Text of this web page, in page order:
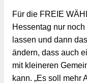
Für die FREIE
Hessentag nur
lassen und dann
ändern, dass auch
mit kleineren
kann. „Es soll mehr